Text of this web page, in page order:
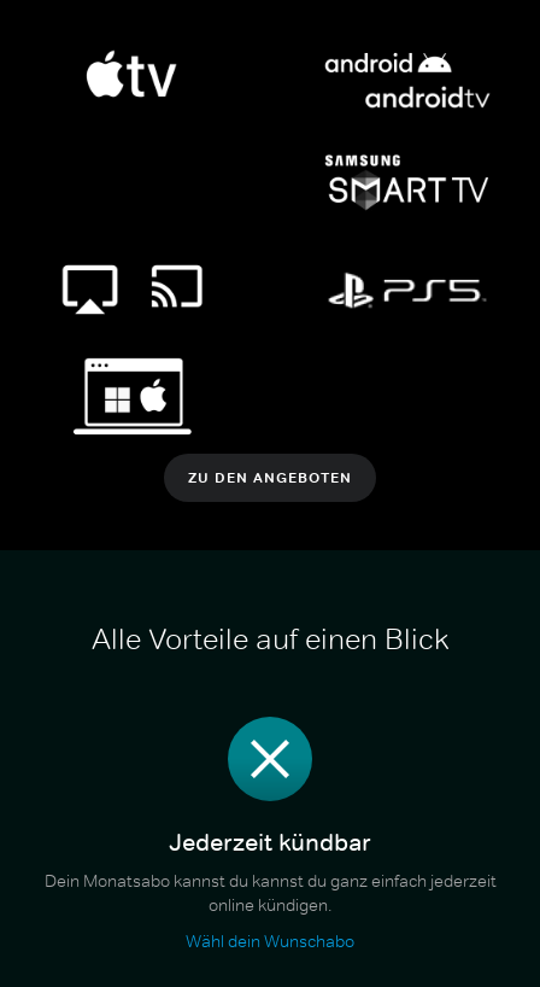
ZU DEN ANGEBOTEN
Alle Vorteile auf einen Blick
Jederzeit kündbar
Dein Monatsabo kannst du kannst du ganz einfach jederzeit
online kündigen.
Wähl dein Wunschabo